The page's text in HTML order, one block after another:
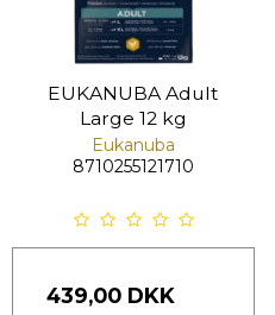
EUKANUBA Adult
Large 12 kg
Eukanuba
8710255121710
439,00 DKK